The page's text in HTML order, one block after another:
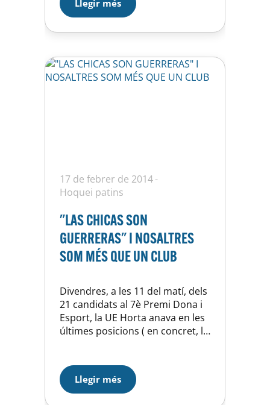
de 1960 en mans de la policia
secreta del dictador Rafael
Trujillo a la República
Llegir més
17 de febrer de 2014
Hoquei patins
"LAS CHICAS SON
GUERRERAS" I NOSALTRES
SOM MÉS QUE UN CLUB
Divendres, a les 11 del matí, dels
21 candidats al 7è Premi Dona i
Esport, la UE Horta anava en les
últimes posicions ( en concret, l’
a la pàgina web i, en poc més de
48 hores, estem en ……. la quarta
posició,…
Llegir més